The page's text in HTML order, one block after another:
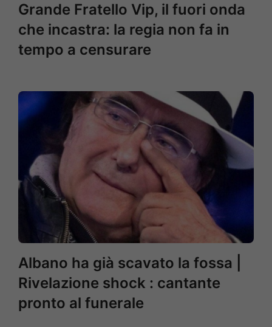
Grande Fratello Vip, il fuori onda
che incastra: la regia non fa in
tempo a censurare
Albano ha già scavato la fossa |
Rivelazione shock : cantante
pronto al funerale